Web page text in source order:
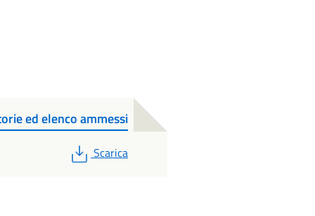
ed elenco ammessi
PDF
Scarica